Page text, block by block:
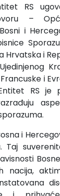
RS
–
i
Hrvatska i
i
RS je
i
Taj
nacija,